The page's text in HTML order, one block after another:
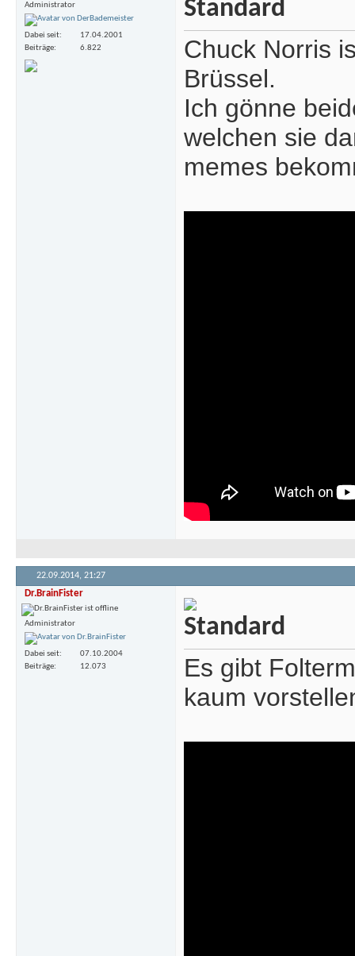
Administrator
Dabei seit
17.04.2001
Beiträge
6.822
Chuck Norris
Brüssel.
Ich gönne
welchen sie
memes
22.09.2014, 21:27
Dr.BrainFister
Administrator
Dabei seit
07.10.2004
Beiträge
12.073
Es gibt
kaum